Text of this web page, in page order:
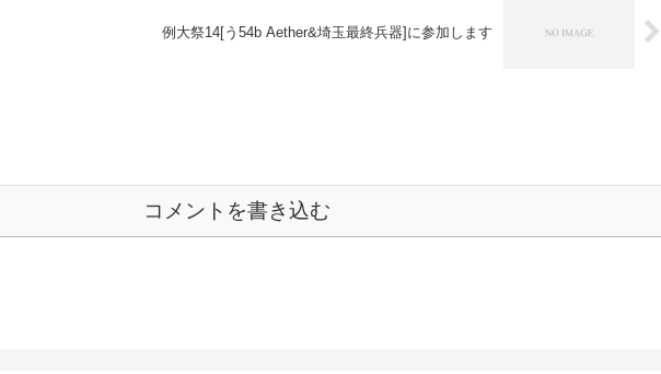
例大祭14[う54b Aether&埼玉最終兵器]に参加します
コメントを書き込む